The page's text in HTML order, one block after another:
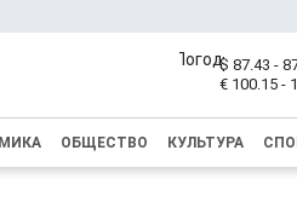
$ 87.43 -
€ 100.15 -
ОБЩЕСТВО КУЛЬТУРА